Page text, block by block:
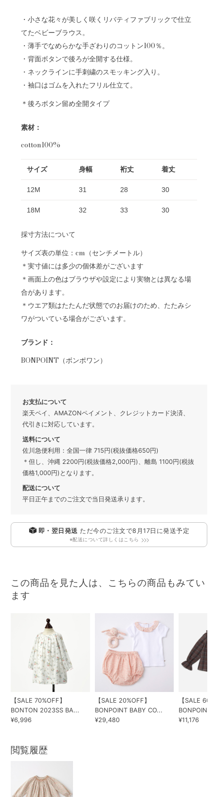
・小さな花々が美しく咲くリバティファブリックで仕立
てたベビーブラウス。
・薄手でなめらかな手ざわりのコットン100％。
・背面ボタンで後ろが全開する仕様。
・ネックラインに手刺繍のスモッキング入り。
・袖口はゴムを入れたフリル仕立て。
＊後ろボタン留め全開タイプ
素材：
cotton100%
サイズ 身幅 裄丈 着丈
12M 31 28 30
18M 32 33 30
採寸方法について
サイズ表の単位：cm（センチメートル）
＊実寸値には多少の個体差がございます
＊画面上の色はブラウザや設定により実物とは異なる場
合があります。
＊ウエア類はたたんだ状態でのお届けのため、たたみシ
ワがついている場合がございます。
ブランド：
BONPOINT（ボンポワン）
お支払について
楽天ペイ、AMAZONペイメント、クレジットカード決済、
代引きに対応しています。
送料について
佐川急便利用：全国一律 715円(税抜価格650円)
＊但し、沖縄 2200円(税抜価格2,000円)、離島 1100円(税抜
価格1,000円)となります。
配送について
平日正午までのご注文で当日発送承ります。
即・翌日発送 ただ今のご注文で8月17日 に発送予定
※配送について詳しくはこちら
この商品を見た人は、こちらの商品もみてい
ます
【SALE 70%OFF】
BONTON 2023SS BA...
¥6,996
【SALE 20%OFF】
BONPOINT BABY CO...
¥29,480
【SALE
BONPOINT
¥11,176
閲覧履歴